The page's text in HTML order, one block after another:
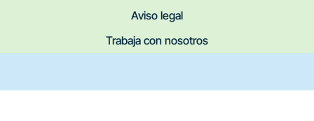
Aviso legal
Trabaja con nosotros